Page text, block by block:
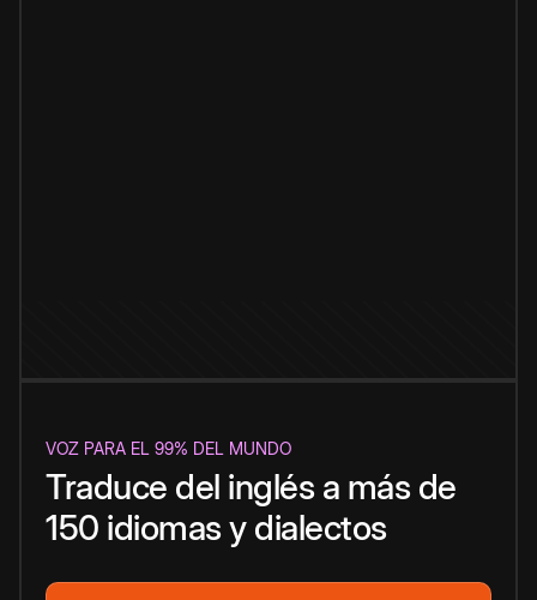
VOZ PARA EL 99% DEL MUNDO
Traduce del inglés a más de
150 idiomas y dialectos